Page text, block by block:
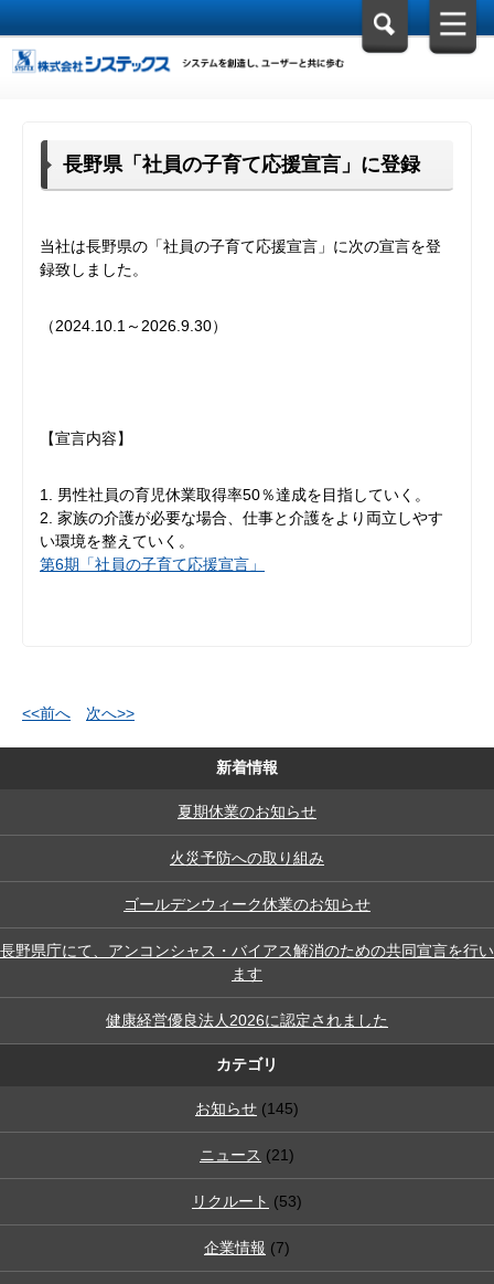
長野県「社員の子育て応援宣言」に登録
当社は長野県の「社員の子育て応援宣言」に次の宣言を登
録致しました。
（2024.10.1～2026.9.30）
【宣言内容】
男性社員の育児休業取得率50％達成を目指していく。
家族の介護が必要な場合、仕事と介護をより両立しやす
い環境を整えていく。
第6期「社員の子育て応援宣言」
<<前へ 次へ>>
新着情報
夏期休業のお知らせ
火災予防への取り組み
ゴールデンウィーク休業のお知らせ
長野県庁にて、アンコンシャス・バイアス解消のための共同宣言を行い
ます
健康経営優良法人2026に認定されました
カテゴリ
お知らせ (145)
ニュース (21)
リクルート (53)
企業情報 (7)